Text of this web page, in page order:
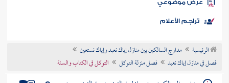
الكتب
موضوعي
تراجم الأعلام
الرئيسية
مدارج السالكين بين منازل إياك نعبد وإياك نستعين
فصل في منازل إياك نعبد
فصل منزلة التوكل التوكل في الكتاب والسنة